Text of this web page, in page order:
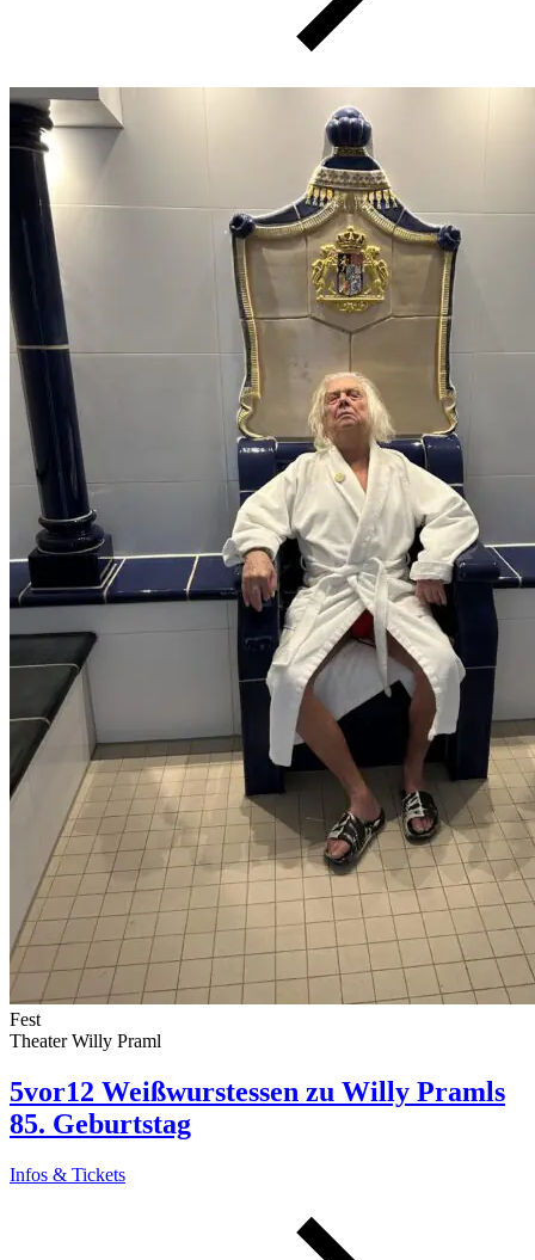
Fest
Theater Willy Praml
5vor12 Weißwurstessen zu Willy Pramls
85. Geburtstag
Infos & Tickets